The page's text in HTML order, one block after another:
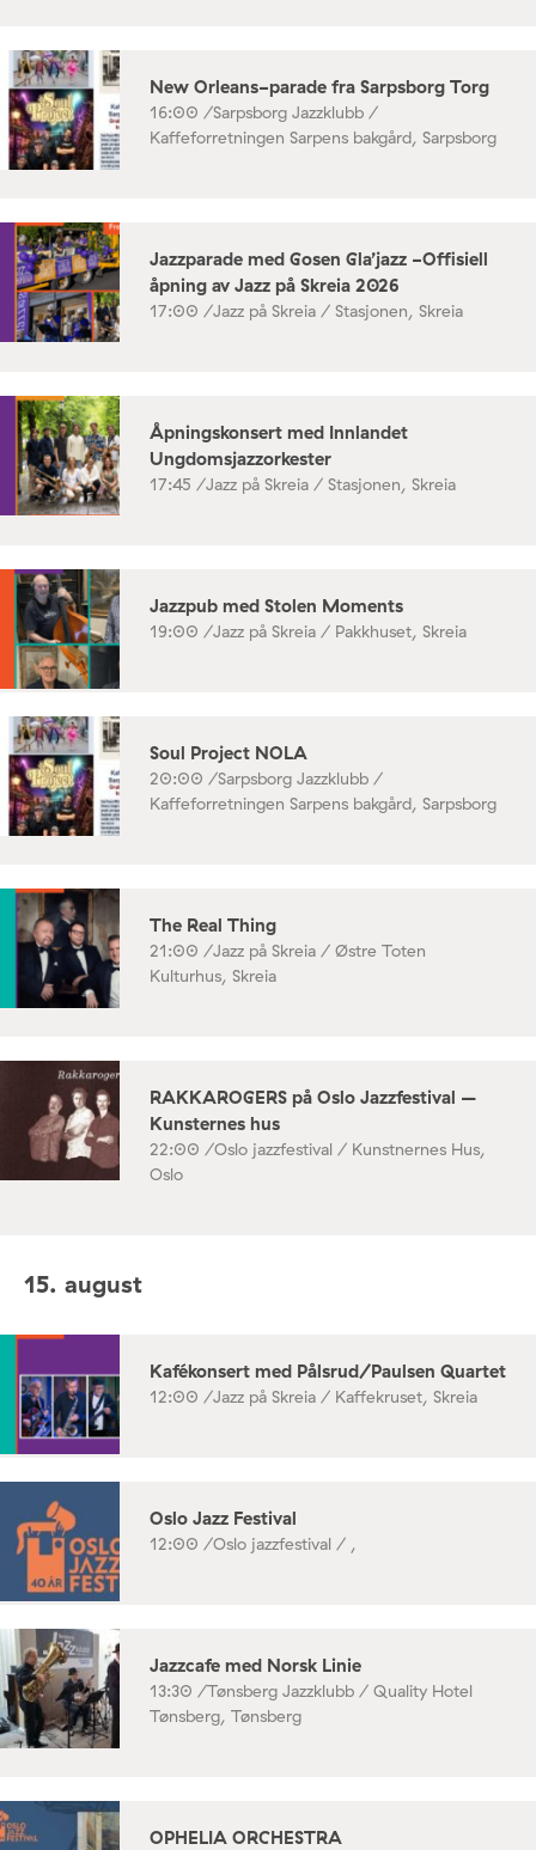
New Orleans-parade fra Sarpsborg Torg
16:00 /Sarpsborg Jazzklubb /
Kaffeforretningen Sarpens bakgård, Sarpsborg
Jazzparade med Gosen Gla’jazz -Offisiell
åpning av Jazz på Skreia 2026
17:00 /Jazz på Skreia / Stasjonen, Skreia
Åpningskonsert med Innlandet
Ungdomsjazzorkester
17:45 /Jazz på Skreia / Stasjonen, Skreia
Jazzpub med Stolen Moments
19:00 /Jazz på Skreia / Pakkhuset, Skreia
Soul Project NOLA
20:00 /Sarpsborg Jazzklubb /
Kaffeforretningen Sarpens bakgård, Sarpsborg
The Real Thing
21:00 /Jazz på Skreia / Østre Toten
Kulturhus, Skreia
RAKKAROGERS på Oslo Jazzfestival –
Kunsternes hus
22:00 /Oslo jazzfestival / Kunstnernes Hus,
Oslo
15. august
Kafékonsert med Pålsrud/Paulsen Quartet
12:00 /Jazz på Skreia / Kaffekruset, Skreia
Oslo Jazz Festival
12:00 /Oslo jazzfestival / ,
Jazzcafe med Norsk Linie
13:30 /Tønsberg Jazzklubb / Quality Hotel
Tønsberg, Tønsberg
OPHELIA ORCHESTRA